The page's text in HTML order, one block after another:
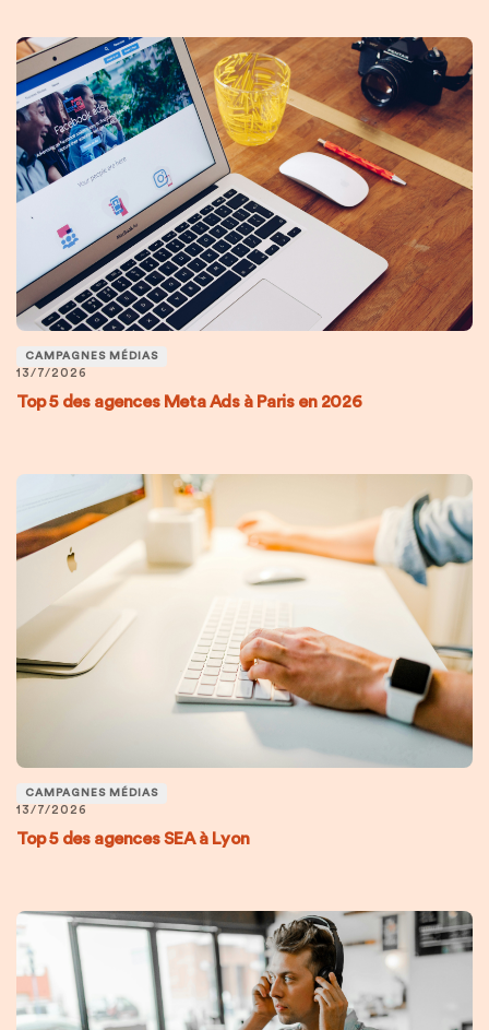
CAMPAGNES MÉDIAS
13/7/2026
Top 5 des agences Meta Ads à Paris en 2026
CAMPAGNES MÉDIAS
13/7/2026
Top 5 des agences SEA à Lyon